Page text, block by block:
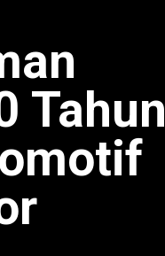
Tahun